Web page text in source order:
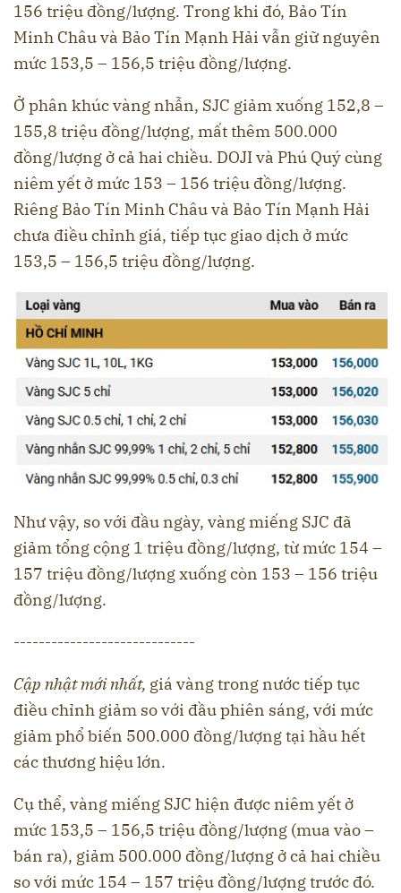
156 triệu đồng/lượng. Trong khi đó, Bảo Tín
Minh Châu và Bảo Tín Mạnh Hải vẫn giữ nguyên
mức 153,5 – 156,5 triệu đồng/lượng.
Ở phân khúc vàng nhẫn, SJC giảm xuống 152,8 –
155,8 triệu đồng/lượng, mất thêm 500.000
đồng/lượng ở cả hai chiều. DOJI và Phú Quý cùng
niêm yết ở mức 153 – 156 triệu đồng/lượng.
Riêng Bảo Tín Minh Châu và Bảo Tín Mạnh Hải
chưa điều chỉnh giá, tiếp tục giao dịch ở mức
153,5 – 156,5 triệu đồng/lượng.
Như vậy, so với đầu ngày, vàng miếng SJC đã
giảm tổng cộng 1 triệu đồng/lượng, từ mức 154 –
157 triệu đồng/lượng xuống còn 153 – 156 triệu
đồng/lượng.
-----------------------------
Cập nhật mới nhất, giá vàng trong nước tiếp tục
điều chỉnh giảm so với đầu phiên sáng, với mức
giảm phổ biến 500.000 đồng/lượng tại hầu hết
các thương hiệu lớn.
Cụ thể, vàng miếng SJC hiện được niêm yết ở
mức 153,5 – 156,5 triệu đồng/lượng (mua vào –
bán ra), giảm 500.000 đồng/lượng ở cả hai chiều
so với mức 154 – 157 triệu đồng/lượng trước đó.